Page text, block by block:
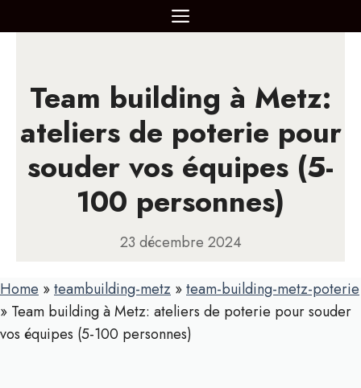
au
MENU
Team building à Metz:
ateliers de poterie pour
souder vos équipes (5-
100 personnes)
23 décembre 2024
Home »teambuilding-metz »team-building-metz-poterie
» Team building à Metz: ateliers de poterie pour souder
vos équipes (5-100 personnes)